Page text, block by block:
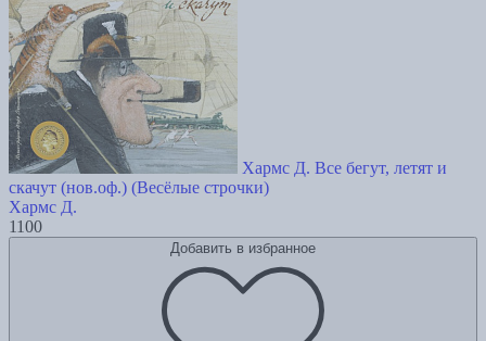
Хармс Д. Все бегут, летят и
скачут (нов.оф.) (Весёлые строчки)
Хармс Д.
1100
Добавить в избранное